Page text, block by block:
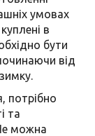
умовах
в
бути
від
потрібно
та
можна